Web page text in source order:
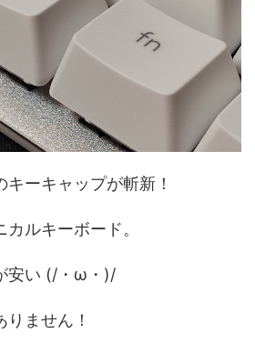
ーキャップが斬新！
ルキーボード。
安い (/・ω・)/
ません！